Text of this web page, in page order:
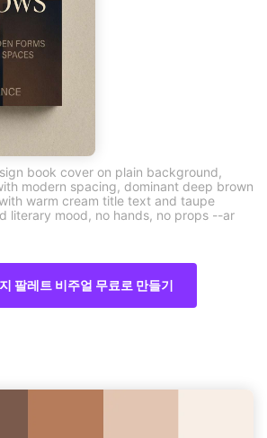
book cover on plain background,
modern spacing, dominant deep brown
warm cream title text and taupe
literary mood, no hands, no props --ar
팔레트 비주얼 무료로 만들기